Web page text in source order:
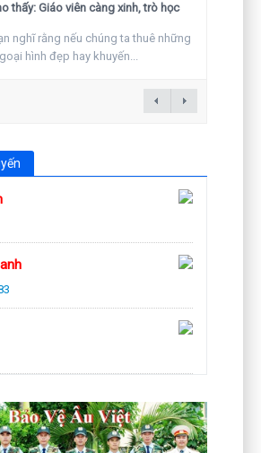
thấy: Giáo viên càng xinh, trò học
nghĩ rằng nếu chúng ta thuê những
hình đẹp hay khuyến...